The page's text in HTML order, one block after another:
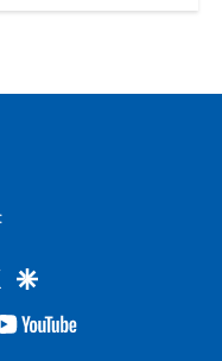
twittergoogle
youtube-